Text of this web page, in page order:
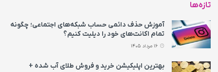
تازه‌ها
آموزش حذف دائمی حساب شبکه‌های اجتماعی؛ چگونه
تمام اکانت‌های خود را دیلیت کنیم؟
بهترین اپلیکیشن خرید و فروش طلای آب شده +